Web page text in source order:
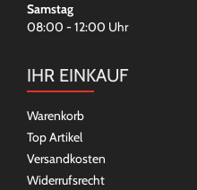
Samstag
08:00 - 12:00 Uhr
IHR EINKAUF
Warenkorb
Top Artikel
Versandkosten
Widerrufsrecht